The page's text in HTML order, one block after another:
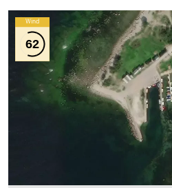
Wind
62